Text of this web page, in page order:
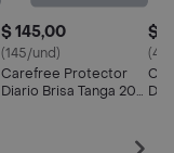
$ 145,00
(145/und)
Carefree Protector
Diario Brisa Tanga 20
$